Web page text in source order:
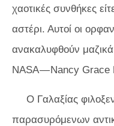
χαοτικές συνθήκες
αστέρι. Αυτοί οι
ανακαλυφθούν
NASA — Nancy Grace
Ο Γαλαξίας
παρασυρόμενων